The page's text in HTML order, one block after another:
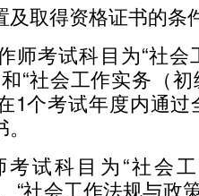
取得资格证书的条
考试科目为“社会
“社会工作实务（
1个考试年度内通
试科目为“社会工
“社会工作法规与政